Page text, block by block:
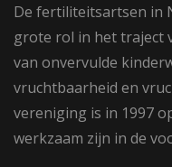
De fertiliteitsartsen in
grote rol in het traject
van onvervulde
vruchtbaarheid en
vereniging is in 1997
werkzaam zijn in de